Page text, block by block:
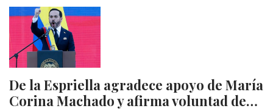
De la Espriella agradece apoyo de María
Corina Machado y afirma voluntad de…